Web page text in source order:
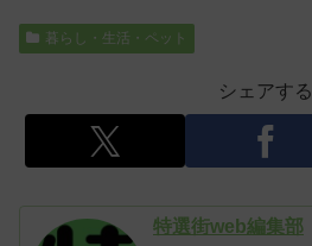
暮らし・生活・ペット
シェアする
特選街web編集部